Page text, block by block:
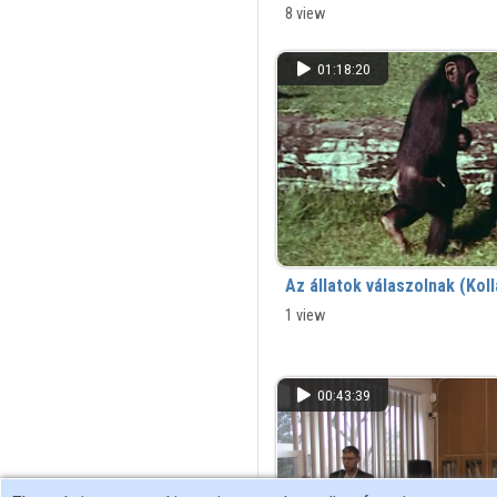
Központban - Szombathely,
8 view
01:18:20
Az állatok válaszolnak
1 view
00:43:39